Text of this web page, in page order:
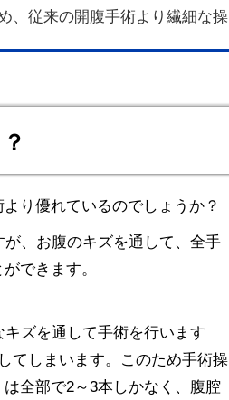
、従来の開腹手術より繊細な操
り優れているのでしょうか？
、お腹のキズを通して、全手
できます。
ズを通して手術を行います
てしまいます。このため手術操
全部で2～3本しかなく、腹腔